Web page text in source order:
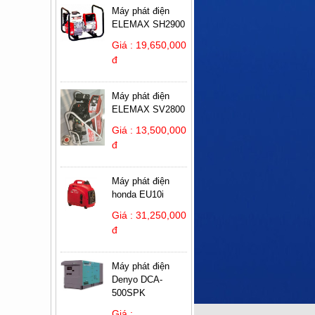
Máy phát điện
ELEMAX SH2900
Giá : 19,650,000
đ
Máy phát điện
ELEMAX SV2800
Giá : 13,500,000
đ
Máy phát điện
honda EU10i
Giá : 31,250,000
đ
Máy phát điện
Denyo DCA-
500SPK